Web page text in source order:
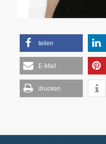
teilen
E-Mail
drucken